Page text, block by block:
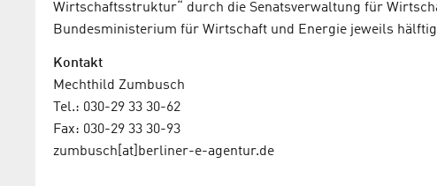
Wirtschaftsstruktur“ durch die Senatsverwaltung für
Bundesministerium für Wirtschaft und Energie jeweils
Kontakt
Mechthild Zumbusch
Tel.: 030-29 33 30-62
Fax: 030-29 33 30-93
zumbusch[at]berliner-e-agentur.de